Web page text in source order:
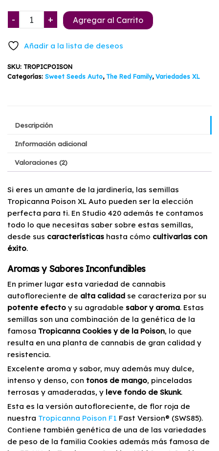
era:
$30.500.
es:
$28.760.
-
Tropicanna
Poison
Auto
Sweet
Seeds
+ Agregar al Carrito
Añadir a la lista de deseos
SKU: TROPICPOISON
Categorías: Sweet Seeds Auto, The Red Family,Variedades XL
Descripción
Información adicional
Valoraciones (2)
Si eres un amante de la jardinería, las semillas
Tropicanna Poison XL Auto pueden ser la elección
perfecta para ti. En Studio 420 además te contamos
todo lo que necesitas saber sobre estas semillas,
desde sus características hasta cómo cultivarlas con
éxito.
Aromas y Sabores Inconfundibles
En primer lugar esta variedad de cannabis
autofloreciente de alta calidad se caracteriza por su
potente efecto y su agradable sabor y aroma. Estas
semillas son una combinación de la genética de la
famosa Tropicanna Cookies y de la Poison, lo que
resulta en una planta de cannabis de gran calidad y
resistencia.
Excelente aroma y sabor, muy además muy dulce,
intenso y denso, con tonos de mango, pinceladas
terrosas y amaderadas, y leve fondo de Skunk.
Esta es la versión autofloreciente, de flor roja de
nuestra Tropicanna Poison F1 Fast Version® (SWS85).
Contiene también genética de una de las variedades
de peso de la familia Cookies además más famosa de